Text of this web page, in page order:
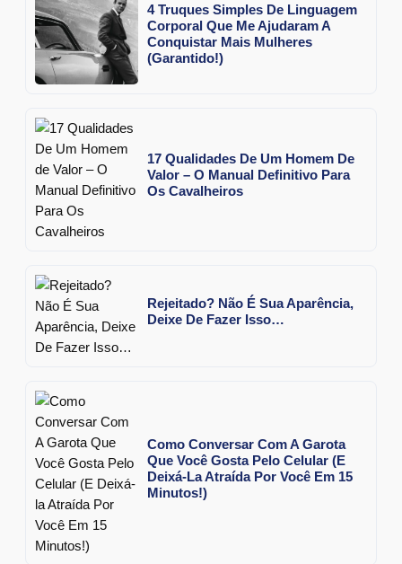
4 Truques Simples De Linguagem
Corporal Que Me Ajudaram A
Conquistar Mais Mulheres
(Garantido!)
17 Qualidades De Um Homem De
Valor – O Manual Definitivo Para
Os Cavalheiros
Rejeitado? Não É Sua Aparência,
Deixe De Fazer Isso…
Como Conversar Com A Garota
Que Você Gosta Pelo Celular (E
Deixá-La Atraída Por Você Em 15
Minutos!)